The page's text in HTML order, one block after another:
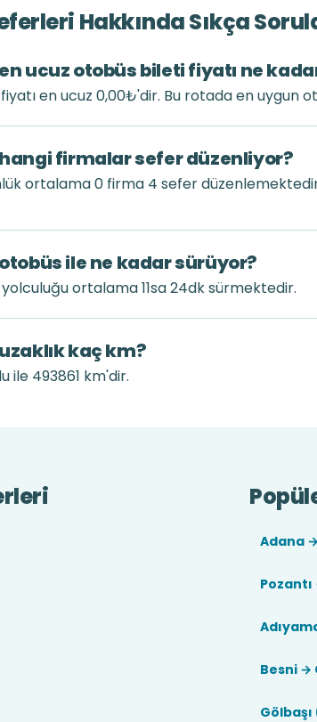
Hakkında Sıkça
ucuz otobüs bileti fiyatı ne
en ucuz 0,00₺'dir. Bu rotada en uygun
firmalar sefer düzenliyor?
ortalama 0 firma 4 sefer
ile ne kadar sürüyor?
ortalama 11sa 24dk sürmektedir.
kaç km?
ile 493861 km'dir.
Adana
Besni →